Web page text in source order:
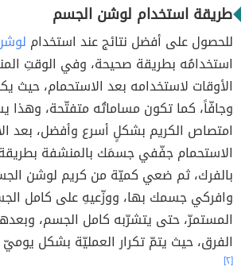
طريقة استخدام لوشن الجسم
للحصول على أفضل نتائج عند استخدام
استخدامُه بطريقة صحيحة، وفي الوقتِ
الأوقات لاستخدامه بعد الاستحمام، حيث
وجافّاً، كما تكون مساماتُه متفتّحة، وهذا
امتصاص الكريم بشكلٍ أسرع وأفضل، بعد
الاستحمام جفّفي جسمَك بالمنشفة
بالفرك، ثم ضعي كميّة من كريم لوشن
وافركي جسمك بها، ووزّعيهِ على كامل
المستمرّ، حتى يتشرّبه كامل الجسم،
الفرق، حيث يتمّ تكرار العمليّة بشكل
[٢]